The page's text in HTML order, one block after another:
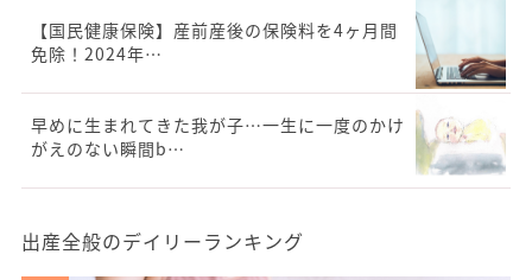
【国民健康保険】産前産後の保険料を4ヶ月間
免除！2024年…
早めに生まれてきた我が子…一生に一度のかけ
がえのない瞬間b…
出産全般のデイリーランキング